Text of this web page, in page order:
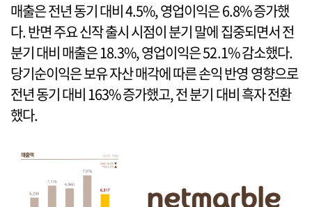
매출은 전년 동기 대비 4.5%, 영업이익은 6.8% 증가했
다. 반면 주요 신작 출시 시점이 분기 말에 집중되면서 전
분기 대비 매출은 18.3%, 영업이익은 52.1% 감소했다.
당기순이익은 보유 자산 매각에 따른 손익 반영 영향으로
전년 동기 대비 163% 증가했고, 전 분기 대비 흑자 전환
했다.